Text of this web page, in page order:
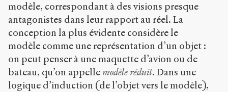
modèle, correspondant à des visions presque
antagonistes dans leur rapport au réel. La
conception la plus évidente considère le
modèle comme une représentation d’un objet :
on peut penser à une maquette d’avion ou de
bateau, qu’on appellemodèle réduit. Dans une
logique d’induction (de l’objet vers le modèle),